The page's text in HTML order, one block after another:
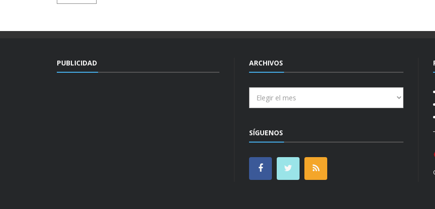
PUBLICIDAD ARCHIVOS
SÍGUENOS